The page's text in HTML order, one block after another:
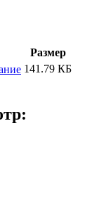
Размер
141.79 КБ